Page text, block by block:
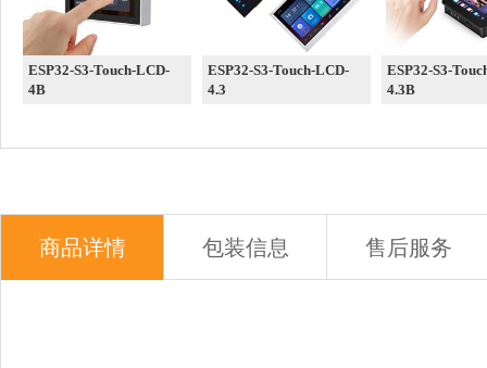
ESP32-S3-Touch-LCD-
4B
ESP32-S3-Touch-LCD-
4.3
ESP32-S3-
4.3B
商品详情 包装信息 售后服务